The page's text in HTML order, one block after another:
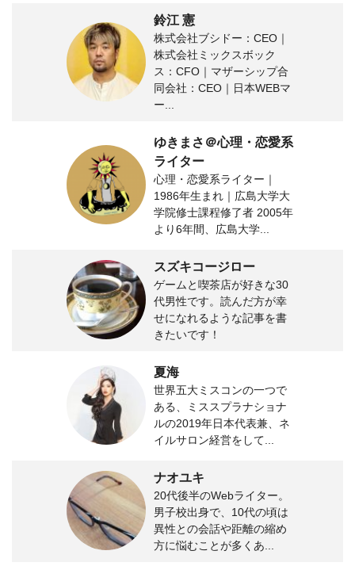
鈴江 憲
株式会社ブシドー：CEO｜
株式会社ミックスボック
ス：CFO｜マザーシップ合
同会社：CEO｜日本WEBマ
ー...
ゆきまさ＠心理・恋愛系
ライター
心理・恋愛系ライター｜
1986年生まれ｜広島大学大
学院修士課程修了者 2005年
より6年間、広島大学...
スズキコージロー
ゲームと喫茶店が好きな30
代男性です。読んだ方が幸
せになれるような記事を書
きたいです！
夏海
世界五大ミスコンの一つで
ある、ミススプラナショナ
ルの2019年日本代表兼、ネ
イルサロン経営をして...
ナオユキ
20代後半のWebライター。
男子校出身で、10代の頃は
異性との会話や距離の縮め
方に悩むことが多くあ...